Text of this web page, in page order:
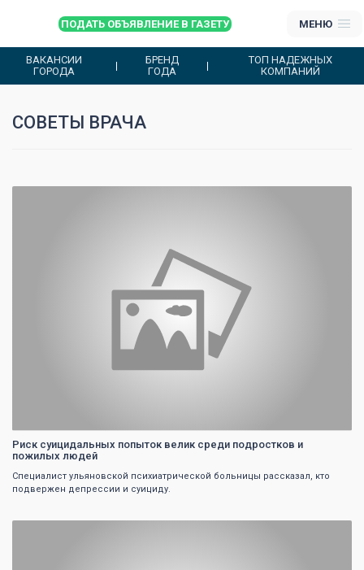
ПОДАТЬ ОБЪЯВЛЕНИЕ В ГАЗЕТУ МЕНЮ
ВАКАНСИИ
ГОРОДА
БРЕНД
ГОДА
ТОП НАДЕЖНЫХ
КОМПАНИЙ
СОВЕТЫ ВРАЧА
Риск суицидальных попыток велик среди подростков и
пожилых людей
Специалист ульяновской психиатрической больницы рассказал, кто
подвержен депрессии и суициду.